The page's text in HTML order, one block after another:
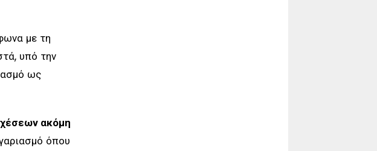
με τη
υπό την
ως
ακόμη
όπου